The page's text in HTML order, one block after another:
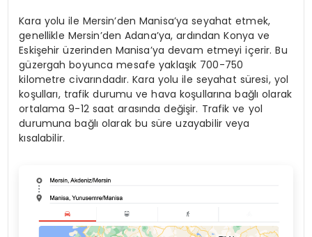
Kara yolu ile Mersin’den Manisa’ya seyahat etmek,
genellikle Mersin’den Adana’ya, ardından Konya ve
Eskişehir üzerinden Manisa’ya devam etmeyi içerir. Bu
güzergah boyunca mesafe yaklaşık 700-750
kilometre civarındadır. Kara yolu ile seyahat süresi, yol
koşulları, trafik durumu ve hava koşullarına bağlı olarak
ortalama 9-12 saat arasında değişir. Trafik ve yol
durumuna bağlı olarak bu süre uzayabilir veya
kısalabilir.